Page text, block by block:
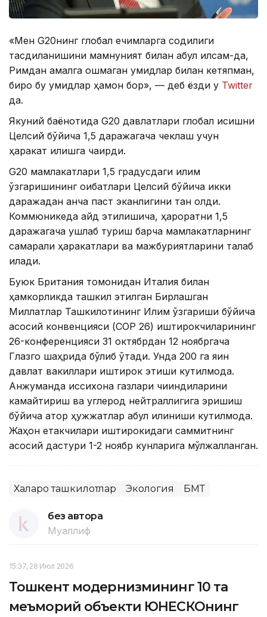
«Мен G20нинг глобал ечимларга содиқлиги
тасдиқланишини мамнуният билан қабул қилсам-да,
Римдан амалга ошмаган умидлар билан кетяпман,
бироқ бу умидлар ҳамон бор», — деб ёзди у Twitter
да.
Якуний баёнотида G20 давлатлари глобал исишни
Целсий бўйича 1,5 даражагача чеклаш учун
ҳаракат қилишга чақирди.
G20 мамлакатлари 1,5 градусдаги иқлим
ўзгаришининг оқибатлари Целсий бўйича икки
даражадан анча паст эканлигини тан олди.
Коммюникеда қайд этилишича, ҳароратни 1,5
даражагача ушлаб туриш барча мамлакатларнинг
самарали ҳаракатлари ва мажбуриятларини талаб
қилади.
Буюк Британия томонидан Италия билан
ҳамкорликда ташкил этилган Бирлашган
Миллатлар Ташкилотининг Иқлим ўзгариши бўйича
асосий конвенцияси (CОP 26) иштирокчиларининг
26-конференцияси 31 октябрдан 12 ноябргача
Глазго шаҳрида бўлиб ўтади. Унда 200 га яқин
давлат вакиллари иштирок этиши кутилмоқда.
Aнжуманда иссиқхона газлари чиқиндиларини
камайтириш ва углерод нейтраллигига эришиш
бўйича қатор ҳужжатлар қабул қилиниши кутилмоқда.
Жаҳон етакчилари иштирокидаги саммитнинг
асосий дастури 1-2 ноябр кунларига мўлжалланган.
Халқаро ташкилотлар Экология БМТ
без автора
Муаллиф
15:37, 28 Июл 2026
Тошкент модернизмининг 10 та
меъморий объекти ЮНEСКОнинг